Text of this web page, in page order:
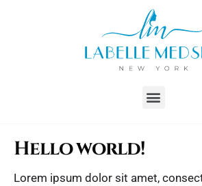
Hello world!
Lorem ipsum dolor sit amet,